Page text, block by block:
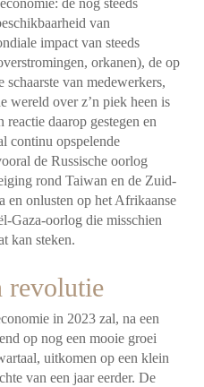
de nog steeds
van
impact van steeds
orkanen), de op
van medewerkers,
wereld over z’n piek heen is
daarop gestegen en
continu opspelende
de Russische oorlog
rond Taiwan en de Zuid-
en onlusten op het Afrikaanse
Gaza-oorlog die misschien
kan steken.
revolutie
in 2023 zal, na een
op nog een mooie groei
uitkomen op een klein
van een jaar eerder. De